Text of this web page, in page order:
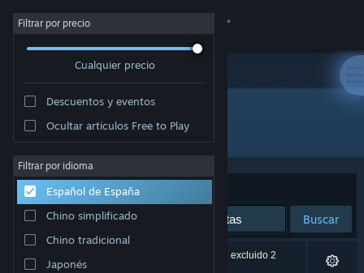
Iniciar sesión
Acerca de
Soporte
Cambiar idioma
Filtrar por precio
Cualquier precio
Descuentos y eventos
Ocultar artículos Free to Play
Filtrar por idioma
Español de España
Chino simplificado
Chino tradicional
Japonés
Desarrollador: Skeleton Crew Studio
Ordenar por Relevancia
Buscar
6 resultados coinciden con la búsqueda. Se han excluido 2
títulos basándose en tus preferencias.